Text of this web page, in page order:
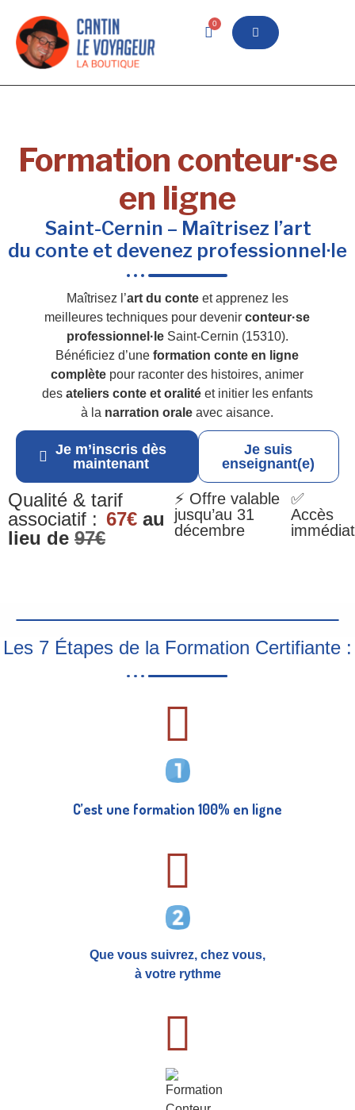
0
Formation conteur·se
en ligne
Saint-Cernin – Maîtrisez l’art
du conte et devenez professionnel·le
Maîtrisez l’art du conteet apprenez les
meilleures techniques pour devenirconteur·se
professionnel·leSaint-Cernin (15310).
Bénéficiez d’uneformation conte en ligne
complète pour raconter des histoires, animer
des ateliers conte et oralitéet initier les enfants
à la narration orale avec aisance.
Je m’inscris dès
maintenant
Je suis
enseignant(e)
Qualité & tarif
associatif : 67€ au
lieu de 97€
⚡ Offre valable
jusqu’au 31
décembre
✅
Accès
immédiat
Les 7 Étapes de la Formation Certifiante :
C’est une formation 100% en ligne
Que vous suivrez, chez vous,
à votre rythme